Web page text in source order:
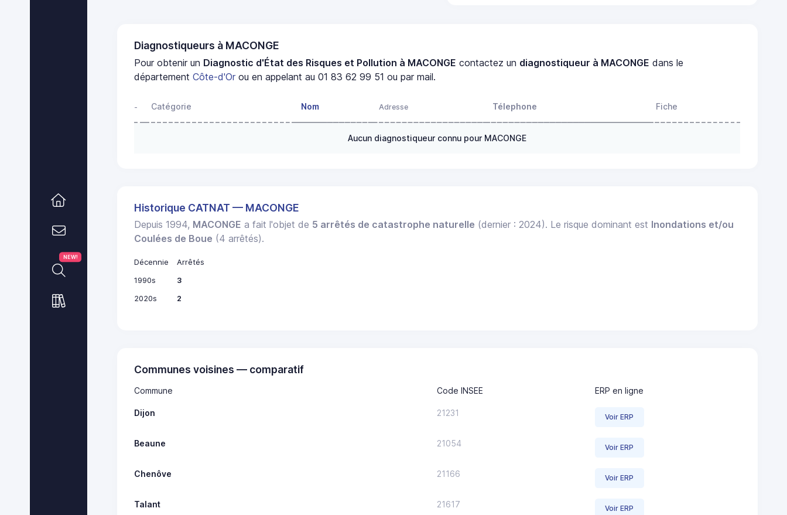
NEW!
Diagnostiqueurs à MACONGE
Pour obtenir un Diagnostic d'État des Risques et Pollution à MACONGE contactez un diagnostiqueur à MACONGE dans le
départementCôte-d'Or ou en appelant au 01 83 62 99 51 ou par mail.
- Catégorie Nom Adresse Télephone Fiche
Aucun diagnostiqueur connu pour MACONGE
Historique CATNAT — MACONGE
Depuis 1994, MACONGE a fait l'objet de 5 arrêtés de catastrophe naturelle (dernier : 2024). Le risque dominant est Inondations et/ou
Coulées de Boue (4 arrêtés).
Décennie
Arrêtés
1990s
3
2020s
2
Communes voisines — comparatif
Commune Code INSEE ERP en ligne
Dijon 21231 Voir ERP
Beaune 21054 Voir ERP
Chenôve 21166 Voir ERP
Talant 21617 Voir ERP